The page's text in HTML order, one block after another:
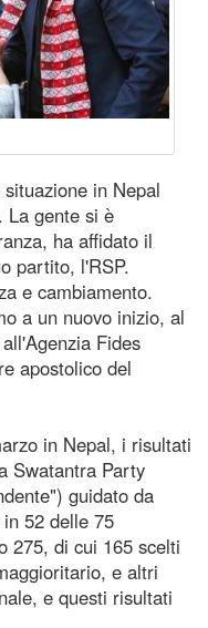
in Nepal
La gente si è
ha affidato il
partito, l'RSP.
e cambiamento.
a un nuovo inizio, al
Fides
apostolico del
in Nepal, i risultati
Swatantra Party
guidato da
52 delle 75
275, di cui 165 scelti
e altri
e questi risultati